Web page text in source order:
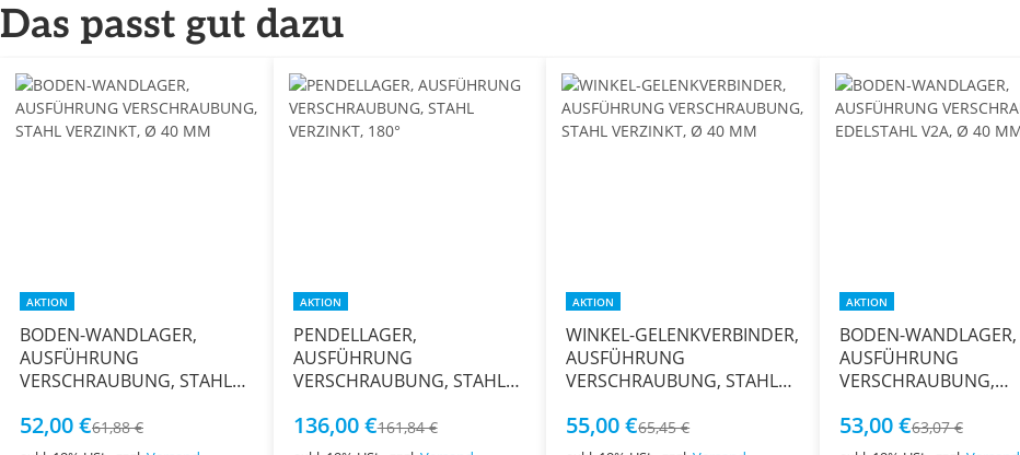
Das passt gut dazu
AKTION
BODEN-WANDLAGER,
AUSFÜHRUNG
VERSCHRAUBUNG, STAHL
52,00 €61,88 €
AKTION
PENDELLAGER,
AUSFÜHRUNG
VERSCHRAUBUNG, STAHL
136,00 €161,84 €
AKTION
WINKEL-GELENKVERBINDER,
AUSFÜHRUNG
VERSCHRAUBUNG, STAHL
55,00 €65,45 €
AKTION
BODEN-WANDLAGER,
AUSFÜHRUNG
VERSCHRAUBUNG,
53,00 €63,07 €